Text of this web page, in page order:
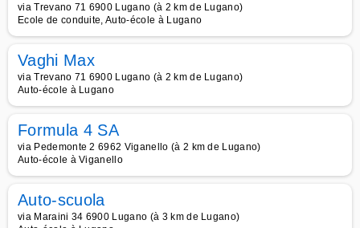
via Trevano 71 6900 Lugano (à 2 km de Lugano)
Ecole de conduite, Auto-école à Lugano
Vaghi Max
via Trevano 71 6900 Lugano (à 2 km de Lugano)
Auto-école à Lugano
Formula 4 SA
via Pedemonte 2 6962 Viganello (à 2 km de Lugano)
Auto-école à Viganello
Auto-scuola
via Maraini 34 6900 Lugano (à 3 km de Lugano)